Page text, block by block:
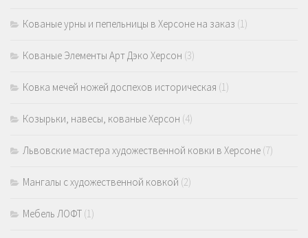
Кованые урны и пепельницы в Херсоне на заказ (1)
Кованые Элементы Арт Дэко Херсон (3)
Ковка мечей ножей доспехов историческая (1)
Козырьки, навесы, кованые Херсон (4)
Львовские мастера художественной ковки в Херсоне (7)
Мангалы с художественной ковкой (2)
Мебель ЛОФТ (1)